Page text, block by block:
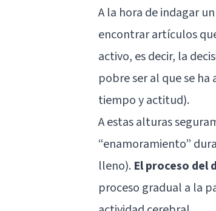
A la hora de indagar
encontrar artículos
activo, es decir, la
pobre ser al que se
tiempo y actitud).
A estas alturas
“enamoramiento”
lleno). El proceso del
proceso gradual a la